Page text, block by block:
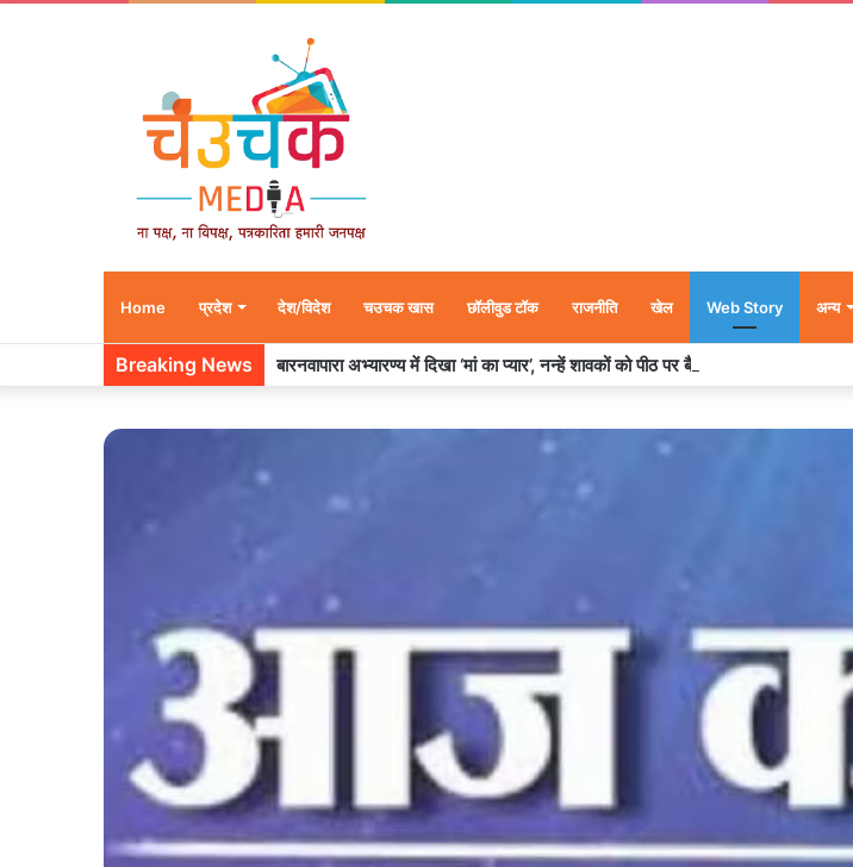
Home प्रदेश देश/विदेश चउचक खास छॉलीवुड टॉक राजनीति खेल Web Story अन्य
Breaking News बारनवापारा अभ्यारण्य में दिखा ‘मां का प्यार’, नन्हें शावकों को पीठ पर बैठाकर घूमती दिखी मादा भालू